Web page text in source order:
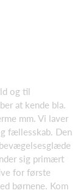
og til
at kende bla.
mm. Vi laver
fællesskab. Den
sig primært
for første
børnene. Kom